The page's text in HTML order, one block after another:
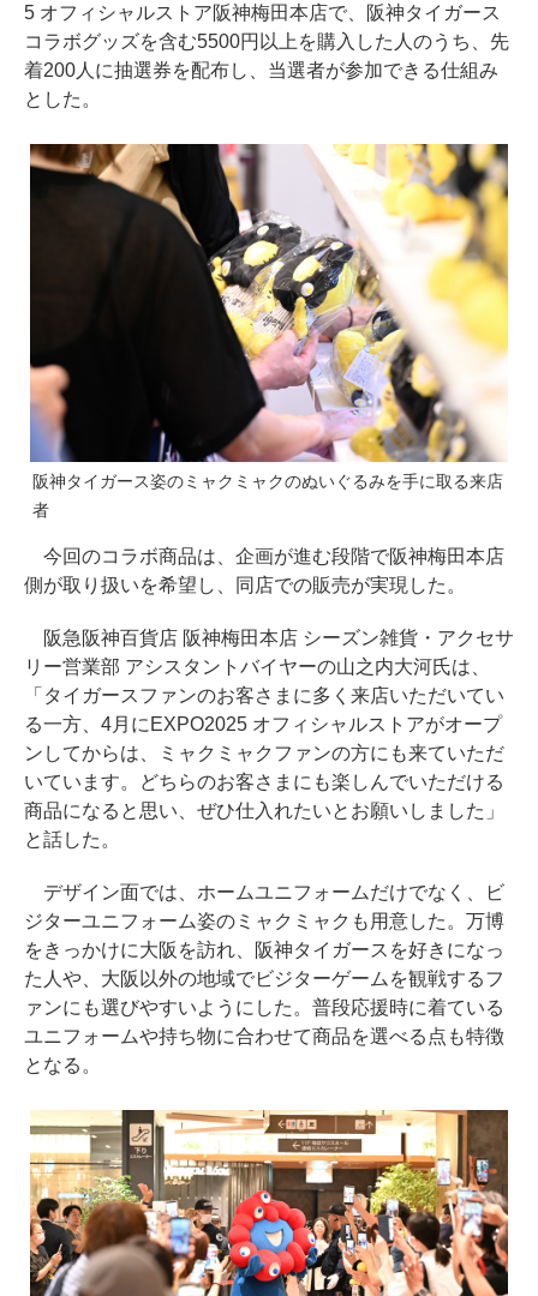
5 オフィシャルストア阪神梅田本店で、阪神タイガース
コラボグッズを含む5500円以上を購入した人のうち、先
着200人に抽選券を配布し、当選者が参加できる仕組み
とした。
阪神タイガース姿のミャクミャクのぬいぐるみを手に取る来店
者
今回のコラボ商品は、企画が進む段階で阪神梅田本店
側が取り扱いを希望し、同店での販売が実現した。
阪急阪神百貨店 阪神梅田本店 シーズン雑貨・アクセサ
リー営業部 アシスタントバイヤーの山之内大河氏は、
「タイガースファンのお客さまに多く来店いただいてい
る一方、4月にEXPO2025 オフィシャルストアがオープ
ンしてからは、ミャクミャクファンの方にも来ていただ
いています。どちらのお客さまにも楽しんでいただける
商品になると思い、ぜひ仕入れたいとお願いしました」
と話した。
デザイン面では、ホームユニフォームだけでなく、ビ
ジターユニフォーム姿のミャクミャクも用意した。万博
をきっかけに大阪を訪れ、阪神タイガースを好きになっ
た人や、大阪以外の地域でビジターゲームを観戦するフ
ァンにも選びやすいようにした。普段応援時に着ている
ユニフォームや持ち物に合わせて商品を選べる点も特徴
となる。